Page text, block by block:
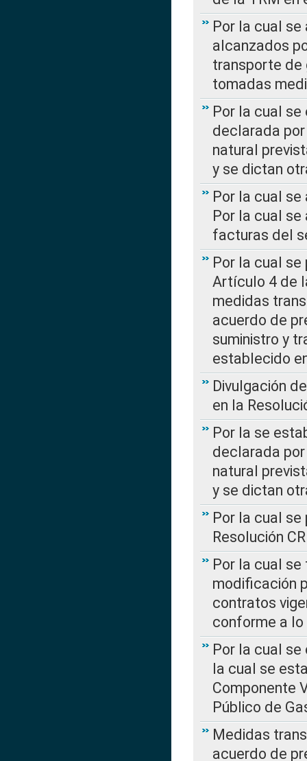
Por la cual
alcanzados
transporte de
tomadas
Por la cual
declarada
natural
y se dictan
Por la cual se
Por la cual
facturas del
Por la cual
Artículo 4 de
medidas
acuerdo de
suministro y
establecido
Divulgación
en la
Por la se
declarada
natural
y se dictan
Por la cual
Resolución
Por la cual
modificación
contratos
conforme a lo
Por la cual se
la cual se
Componente
Público de
Medidas
acuerdo de